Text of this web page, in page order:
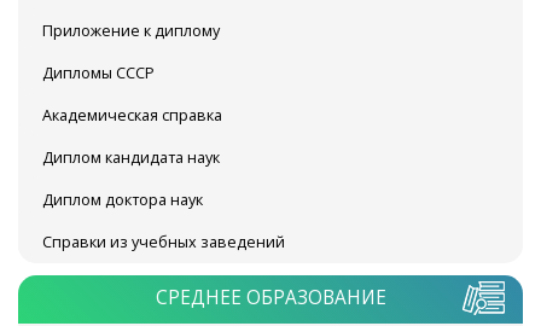
Приложение к диплому
Дипломы СССР
Академическая справка
Диплом кандидата наук
Диплом доктора наук
Справки из учебных заведений
СРЕДНЕЕ ОБРАЗОВАНИЕ